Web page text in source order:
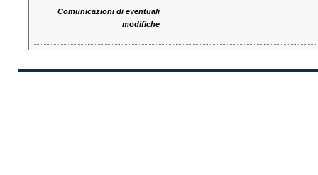
Comunicazioni di eventuali
modifiche